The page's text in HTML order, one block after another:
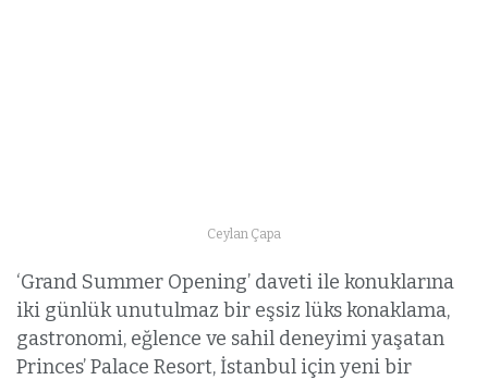
Ceylan Çapa
‘Grand Summer Opening’ daveti ile konuklarına
iki günlük unutulmaz bir eşsiz lüks konaklama,
gastronomi, eğlence ve sahil deneyimi yaşatan
Princes’ Palace Resort, İstanbul için yeni bir